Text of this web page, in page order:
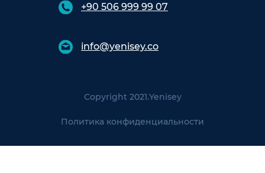
+90 506 999 99 07
info@yenisey.co
Copyright 2021.Yenisey
Политика конфиденциальности